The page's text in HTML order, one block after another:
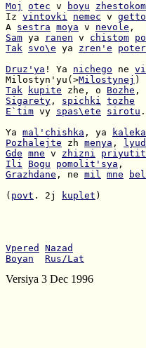
Moj
otec v boyu zhestokom
Iz vintovki nemec v getto
A sestra moya v nevole
Sam ya ranen v chistom
Tak svo\e ya zren'e
Druz'ya ! Ya nichego ne
Milostyn'yu(>Milostynej )
Tak
kupite zhe, o Bozhe
Sigarety , spichki tozhe
E`tim vy spas\ete sirotu .
Ya mal'chishka , ya kaleka
Pozhalejte zh menya ,
Gde mne v zhizni
Ili
Bogu pomolit'sya
Grazhdane , ne mil mne
( povt . 2j kuplet )
Vpered
Nazad
Boyan
Rus/Lat
Versiya 3 Dec 1996